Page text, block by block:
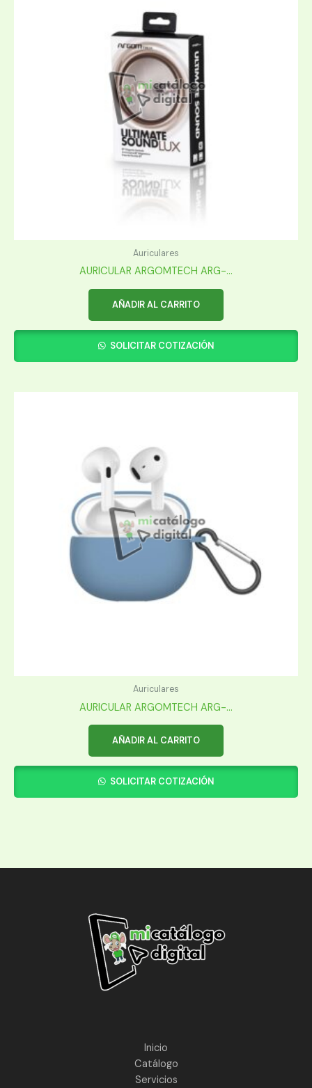
Auriculares
AURICULAR ARGOMTECH ARG-...
AÑADIR AL CARRITO
SOLICITAR COTIZACIÓN
Auriculares
AURICULAR ARGOMTECH ARG-...
AÑADIR AL CARRITO
SOLICITAR COTIZACIÓN
Inicio
Catálogo
Servicios